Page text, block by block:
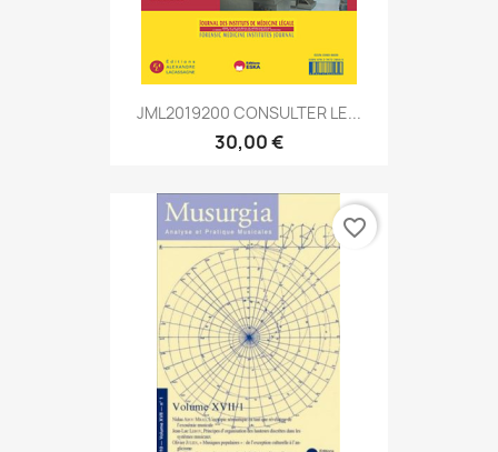
JML2019200 CONSULTER LE...
30,00 €
favorite_border